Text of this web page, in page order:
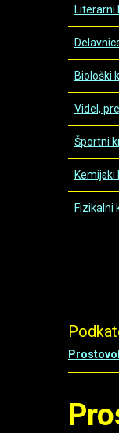
Literarni
Biološki
Videl,
Športni
Kemijski
Fizikalni